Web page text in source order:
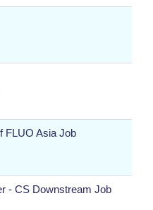
FLUO Asia Job
- CS Downstream Job